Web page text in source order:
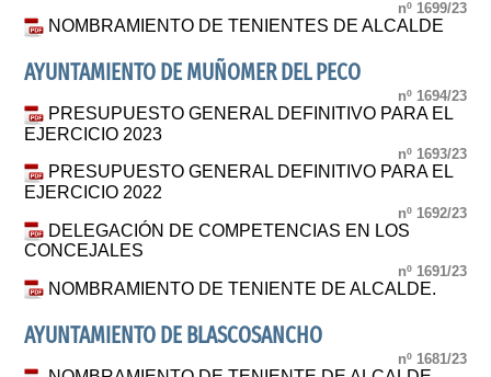
nº 1699/23
NOMBRAMIENTO DE TENIENTES DE ALCALDE
AYUNTAMIENTO DE MUÑOMER DEL PECO
nº 1694/23
PRESUPUESTO GENERAL DEFINITIVO PARA EL
EJERCICIO 2023
nº 1693/23
PRESUPUESTO GENERAL DEFINITIVO PARA EL
EJERCICIO 2022
nº 1692/23
DELEGACIÓN DE COMPETENCIAS EN LOS
CONCEJALES
nº 1691/23
NOMBRAMIENTO DE TENIENTE DE ALCALDE.
AYUNTAMIENTO DE BLASCOSANCHO
nº 1681/23